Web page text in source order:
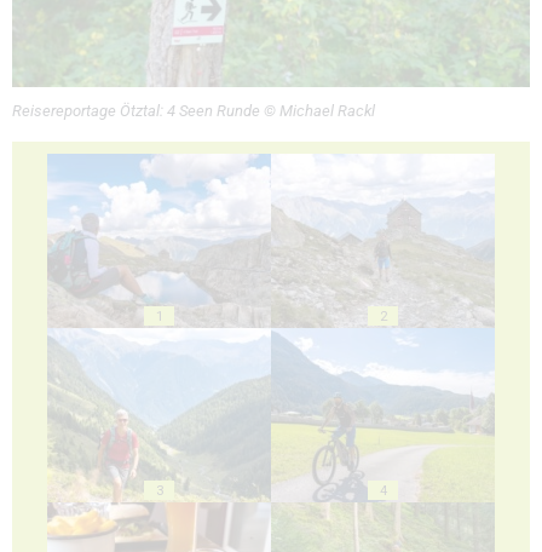
Reisereportage Ötztal: 4 Seen Runde © Michael Rackl
1 2
3 4